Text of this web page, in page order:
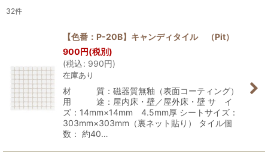
絞り込む
32件
【色番：P-20B】キャンディタイル （Pit）
900円(税別)
(税込: 990円)
在庫あり
材 質：磁器質無釉（表面コーティング）
用 途：屋内床・壁／屋外床・壁 サ イ
ズ：14mm×14mm 4.5mm厚 シートサイズ：
303mm×303mm（裏ネット貼り） タイル個
数： 約40…